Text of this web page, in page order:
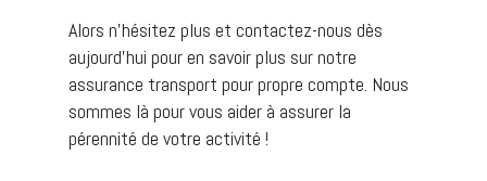
Alors n’hésitez plus et contactez-nous dès
aujourd’hui pour en savoir plus sur notre
assurance transport pour propre compte. Nous
sommes là pour vous aider à assurer la
pérennité de votre activité !